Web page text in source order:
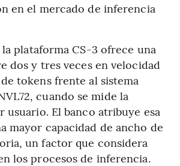
en el mercado de inferencia
plataforma CS-3 ofrece una
dos y tres veces en velocidad
tokens frente al sistema
cuando se mide la
El banco atribuye esa
mayor capacidad de ancho de
un factor que considera
los procesos de inferencia.